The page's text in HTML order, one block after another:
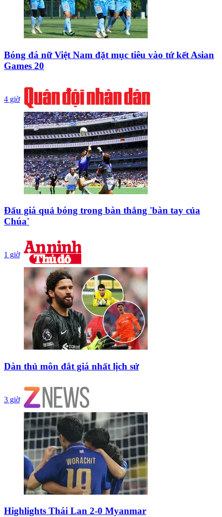
Bóng đá nữ Việt Nam đặt mục tiêu vào tứ kết Asian
Games 20
4 giờ
Đấu giá quả bóng trong bàn thắng 'bàn tay của
Chúa'
1 giờ
Dàn thủ môn đắt giá nhất lịch sử
3 giờ
Highlights Thái Lan 2-0 Myanmar